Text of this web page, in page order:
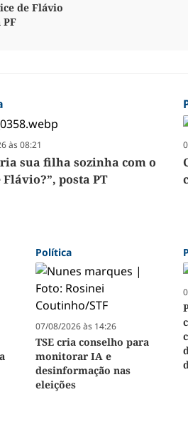
de Flávio
às 08:21
sua filha sozinha com o
Flávio?”, posta PT
Política
07/08/2026 às 14:26
TSE cria conselho para
monitorar IA e
desinformação nas
eleições